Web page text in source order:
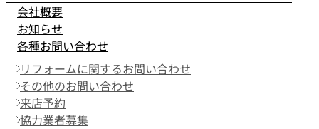
会社概要
お知らせ
各種お問い合わせ
リフォームに関するお問い合わせ
その他のお問い合わせ
来店予約
協力業者募集